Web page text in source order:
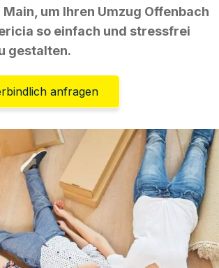
um Ihren Umzug Offenbach
so einfach und stressfrei
gestalten.
anfragen